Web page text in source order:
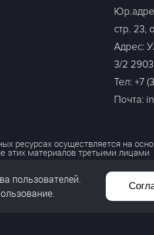
стр. 23,
Адрес:
3/2
Тел: +7
Почта:
ресурсах осуществляется на
этих материалов третьими лицами
пользователей.